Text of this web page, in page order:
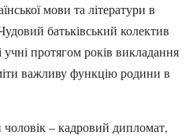
мови та літератури в
батьківський колектив
протягом років викладання
важливу функцію родини в
чоловік – кадровий дипломат,